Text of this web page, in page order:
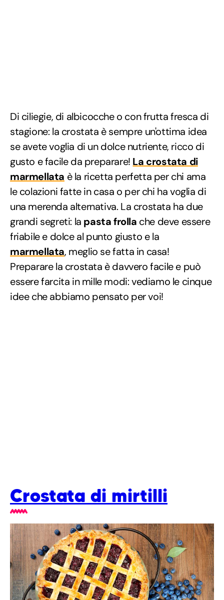
Di ciliegie, di albicocche o con frutta fresca di
stagione: la crostata è sempre un'ottima idea
se avete voglia di un dolce nutriente, ricco di
gusto e facile da preparare! La crostata di
marmellata è la ricetta perfetta per chi ama
le colazioni fatte in casa o per chi ha voglia di
una merenda alternativa. La crostata ha due
grandi segreti: la pasta frolla che deve essere
friabile e dolce al punto giusto e la
marmellata, meglio se fatta in casa!
Preparare la crostata è davvero facile e può
essere farcita in mille modi: vediamo le cinque
idee che abbiamo pensato per voi!
Crostata di mirtilli